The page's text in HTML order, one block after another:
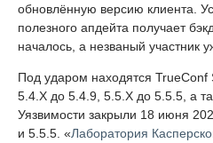
обновлённую версию клиента.
полезного апдейта получает
началось, а незваный участник
Под ударом находятся TrueConf
5.4.X до 5.4.9, 5.5.X до 5.5.5, а
Уязвимости закрыли 18 июня
и 5.5.5. «Лаборатория